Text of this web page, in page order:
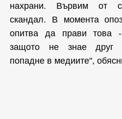
нахрани. Вървим от
скандал. В момента
опитва да прави това -
защото не знае друг
попадне в медиите",